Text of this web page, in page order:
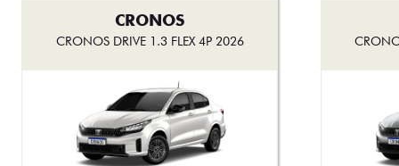
CRONOS
CRONOS DRIVE 1.3 FLEX 4P 2026